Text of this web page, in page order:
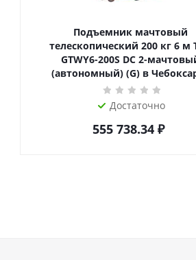
Подъемник мачтовый
телескопический 200 кг 6 м TOR
GTWY6-200S DC 2-
(автономный) (G) в
Достаточно
555 738.34₽